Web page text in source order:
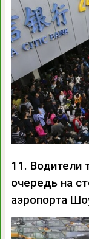
11. Водители
очередь на
аэропорта